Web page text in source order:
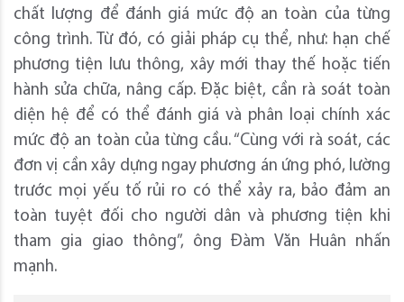
chất lượng để đánh giá mức độ an toàn của từng
công trình. Từ đó, có giải pháp cụ thể, như: hạn chế
phương tiện lưu thông, xây mới thay thế hoặc tiến
hành sửa chữa, nâng cấp. Đặc biệt, cần rà soát toàn
diện hệ để có thể đánh giá và phân loại chính xác
mức độ an toàn của từng cầu. “Cùng với rà soát, các
đơn vị cần xây dựng ngay phương án ứng phó, lường
trước mọi yếu tố rủi ro có thể xảy ra, bảo đảm an
toàn tuyệt đối cho người dân và phương tiện khi
tham gia giao thông”, ông Đàm Văn Huân nhấn
mạnh.